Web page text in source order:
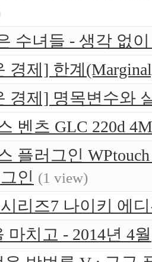
수녀들 - 생각 없
경제] 한계
경제] 명목변수와
벤츠 GLC 220d
플러그인
인 (1 view)
리즈7 나이키 에
마치고 - 2014년 4월